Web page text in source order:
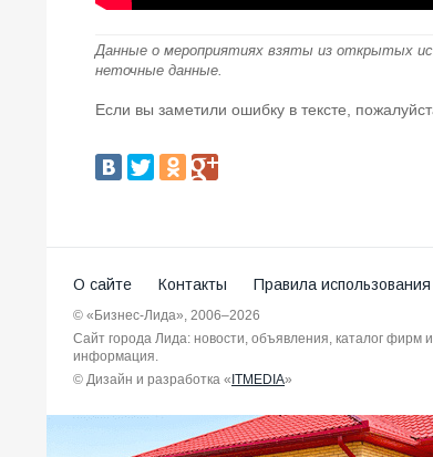
Данные о мероприятиях взяты из открытых
неточные данные.
Если вы заметили ошибку в тексте,
О сайте Контакты Правила использования
© «Бизнес-Лида», 2006–2026
Сайт города Лида: новости, объявления, каталог
информация.
© Дизайн и разработка «ITMEDIA»